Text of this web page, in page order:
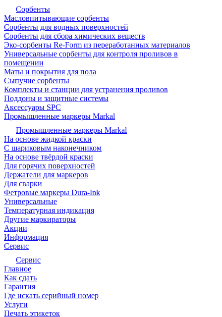
Сорбенты
Масловпитывающие сорбенты
Сорбенты для водных поверхностей
Сорбенты для сбора химических веществ
Эко-сорбенты Re-Form из переработанных материалов
Универсальные сорбенты для контроля проливов в
помещении
Маты и покрытия для пола
Сыпучие сорбенты
Комплекты и станции для устранения проливов
Поддоны и защитные системы
Аксессуары SPC
Промышленные маркеры Markal
Промышленные маркеры Markal
На основе жидкой краски
С шариковым наконечником
На основе твёрдой краски
Для горячих поверхностей
Держатели для маркеров
Для сварки
Фетровые маркеры Dura-Ink
Универсальные
Температурная индикация
Другие маркираторы
Акции
Информация
Сервис
Сервис
Главное
Как сдать
Гарантия
Где искать серийный номер
Услуги
Печать этикеток